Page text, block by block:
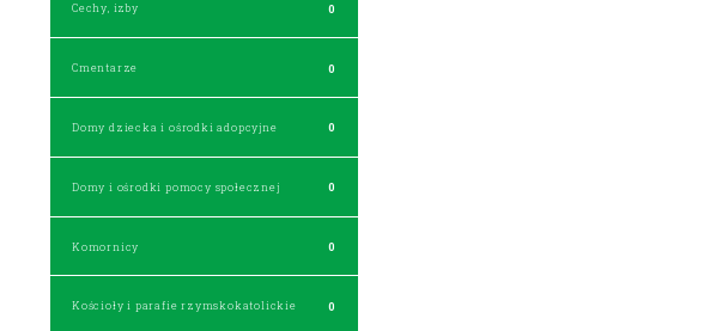
Cechy, izby 0
Cmentarze 0
Domy dziecka i ośrodki adopcyjne 0
Domy i ośrodki pomocy społecznej 0
Komornicy 0
Kościoły i parafie rzymskokatolickie 0